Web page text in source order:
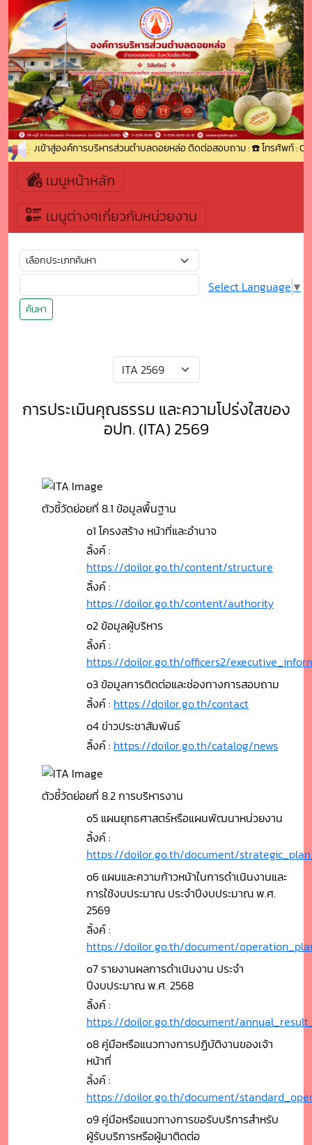
บเข้าสู่องค์การบริหารส่วนตำบลดอยหล่อ ติดต่อสอบถาม : ☎️ โทรศัพท์ : 0-
เมนูหน้าหลัก
เมนูต่างๆเกี่ยวกับหน่วยงาน
ค้นหา
Select Language ▼
การประเมินคุณธรรม และความโปร่งใสของ
อปท. (ITA) 2569
ตัวชี้วัดย่อยที่ 8.1 ข้อมูลพื้นฐาน
o1 โครงสร้าง หน้าที่และอำนาจ
ลิ้งค์ :
https://doilor.go.th/content/structure
ลิ้งค์ :
https://doilor.go.th/content/authority
o2 ข้อมูลผู้บริหาร
ลิ้งค์ :
https://doilor.go.th/officers2/
o3 ข้อมูลการติดต่อและช่องทางการสอบถาม
ลิ้งค์ : https://doilor.go.th/contact
o4 ข่าวประชาสัมพันธ์
ลิ้งค์ : https://doilor.go.th/catalog/news
ตัวชี้วัดย่อยที่ 8.2 การบริหารงาน
o5 แผนยุทธศาสตร์หรือแผนพัฒนาหน่วยงาน
ลิ้งค์ :
https://doilor.go.th/document/
o6 แผนและความก้าวหน้าในการดำเนินงานและ
การใช้งบประมาณ ประจำปีงบประมาณ พ.ศ.
2569
ลิ้งค์ :
https://doilor.go.th/document/
o7 รายงานผลการดำเนินงาน ประจำ
ปีงบประมาณ พ.ศ. 2568
ลิ้งค์ :
https://doilor.go.th/document/
o8 คู่มือหรือแนวทางการปฏิบัติงานของเจ้า
หน้าที่
ลิ้งค์ :
https://doilor.go.th/document/
o9 คู่มือหรือแนวทางการขอรับบริการสำหรับ
ผู้รับบริการหรือผู้มาติดต่อ